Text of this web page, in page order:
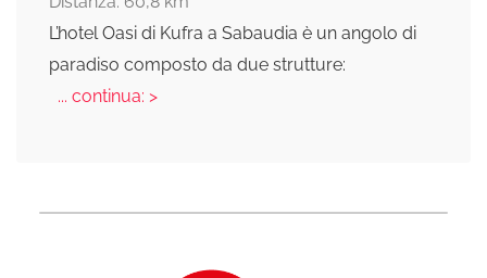
L’hotel Oasi di Kufra a Sabaudia è un angolo di
paradiso composto da due strutture:
... continua: >